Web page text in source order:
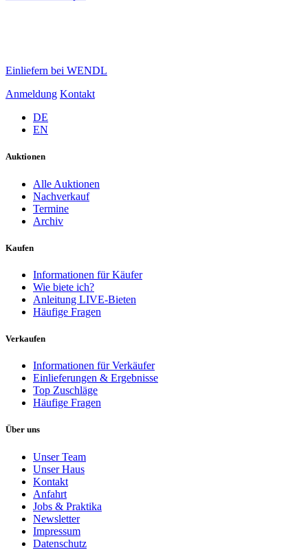
Einliefern bei WENDL
Anmeldung Kontakt
DE
EN
Auktionen
Alle Auktionen
Nachverkauf
Termine
Archiv
Kaufen
Informationen für Käufer
Wie biete ich?
Anleitung LIVE-Bieten
Häufige Fragen
Verkaufen
Informationen für Verkäufer
Einlieferungen & Ergebnisse
Top Zuschläge
Häufige Fragen
Über uns
Unser Team
Unser Haus
Kontakt
Anfahrt
Jobs & Praktika
Newsletter
Impressum
Datenschutz